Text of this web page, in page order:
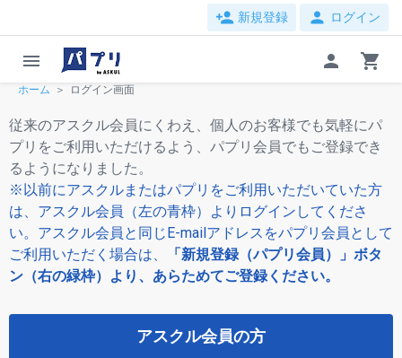
person_add 新規登録 person ログイン
menu person shopping_cart
ホーム ログイン画面
従来のアスクル会員にくわえ、個人のお客様でも気軽にパ
プリをご利用いただけるよう、パプリ会員でもご登録でき
るようになりました。
※以前にアスクルまたはパプリをご利用いただいていた方
は、アスクル会員（左の青枠）よりログインしてくださ
い。アスクル会員と同じE-mailアドレスをパプリ会員として
ご利用いただく場合は、
「新規登録（パプリ会員）」ボタ
ン（右の緑枠）より、あらためてご登録ください。
アスクル会員の方